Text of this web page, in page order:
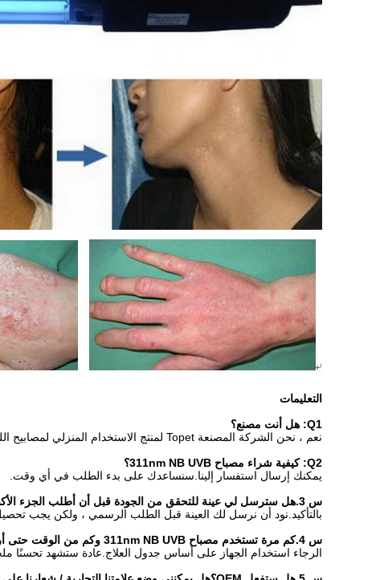
التعليمات
Q1: هل أنت مصنع؟
نعم ، نحن الشركة المصنعة Topet لمنتج الاستخدام المنزلي لمصابيح الليزر وأضواء LED في الصين لأكثر من 10 سنوات.
Q2: كيفية شراء مصباح 311nm NB UVB؟
يمكنك إرسال استفسار إلينا.سنساعدك على بدء الطلب في أي وقت.
س 3.هل سترسل لي عينة للتحقق من الجودة قبل أن أطلب الجزء الأكبر؟
بالتأكيد.نود أن نرسل لك العينة قبل الطلب الرسمي ، ولكن يجب
س 4.كم مرة تستخدم مصباح 311nm NB UVB وكم من الوقت حتى أرى النتائج؟
الرجاء استخدام الجهاز على أساس جدول العلاج.عادة ستشهد تحسنًا ملحوظًا في